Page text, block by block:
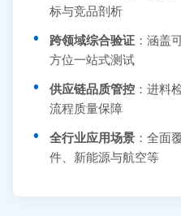
标与竞品剖析
跨领域综合验证 ：涵盖
方位一站式测试
供应链品质管控 ：进料
流程质量保障
全行业应用场景 ：全面
件、新能源与航空等